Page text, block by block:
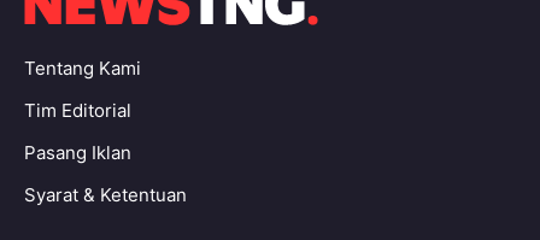
Tentang Kami
Tim Editorial
Pasang Iklan
Syarat & Ketentuan